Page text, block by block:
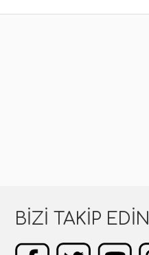
BIZI TAKIP EDIN